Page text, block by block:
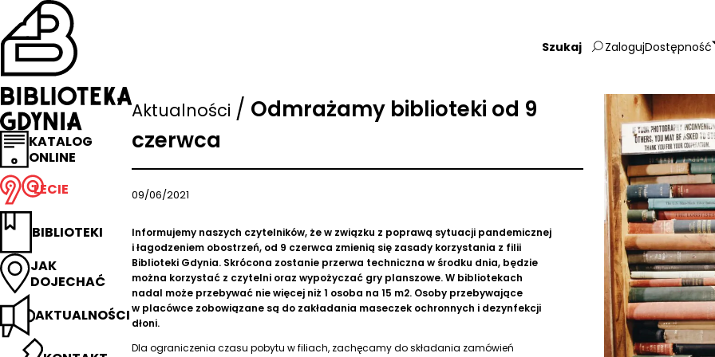
Przejdź
na
stronę
główną
Biblioteka
Gdynia
KATALOG
ONLINE
LECIE
BIBLIOTEKI
JAK
DOJECHAĆ
AKTUALNOŚCI
Wpisz
frazę:
ZalogujDostępność
Aktualności / Odmrażamy biblioteki od 9
czerwca
09/06/2021
Informujemy naszych czytelników, że w związku z poprawą sytuacji pandemicznej
i łagodzeniem obostrzeń, od 9 czerwca zmienią się zasady korzystania z filii
Biblioteki Gdynia. Skrócona zostanie przerwa techniczna w środku dnia, będzie
można korzystać z czytelni oraz wypożyczać gry planszowe. W bibliotekach
nadal może przebywać nie więcej niż 1 osoba na 15 m2. Osoby przebywające
w placówce zobowiązane są do zakładania maseczek ochronnych i dezynfekcji
dłoni.
Dla ograniczenia czasu pobytu w filiach, zachęcamy do składania zamówień